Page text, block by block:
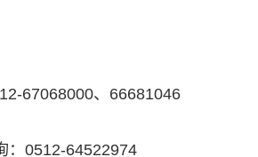
67068000、66681046
：0512-64522974